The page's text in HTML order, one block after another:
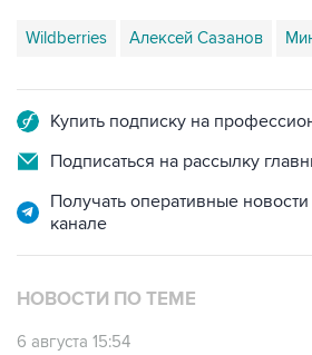
Wildberries Алексей Сазанов
Купить подписку на
Подписаться на рассылку
Получать оперативные
канале
НОВОСТИ ПО ТЕМЕ
6 августа 15:54